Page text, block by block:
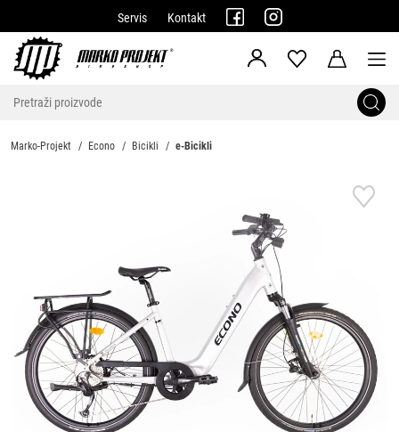
Servis Kontakt
Marko-Projekt Econo Bicikli e-Bicikli